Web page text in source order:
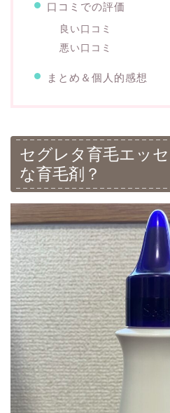
口コミでの評価
良い口コミ
悪い口コミ
まとめ＆個人的感想
セグレタ育毛エッ
な育毛剤？